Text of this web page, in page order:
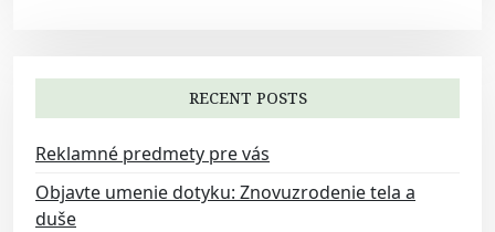
a
t
i
o
n
RECENT POSTS
Reklamné predmety pre vás
Objavte umenie dotyku: Znovuzrodenie tela a
duše